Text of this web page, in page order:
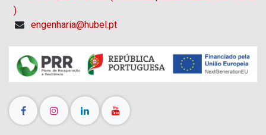
)
engenharia@hubel.pt